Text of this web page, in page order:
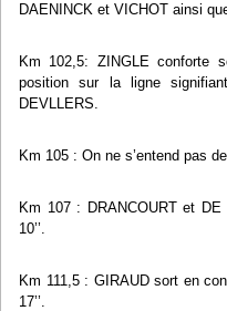
DAENINCK et VICHOT ainsi
Km 102,5: ZINGLE conforte
position sur la ligne
DEVLLERS.
Km 105 : On ne s’entend pas
Km 107 : DRANCOURT et
10’’.
Km 111,5 : GIRAUD sort en
17’’.